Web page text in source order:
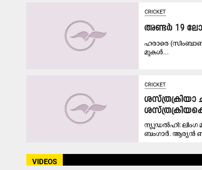
CRICKET
അ​ണ്ട​ർ 19
ഹ​രാ​രെ
മു​ക​ൾ...
CRICKET
ശസ്ത്രക്രിയാ
ന്യൂഡൽഹി: ലിംഗ
ബംഗാർ. ആര്യൻ
VIDEOS